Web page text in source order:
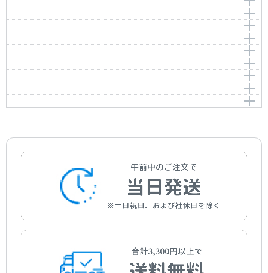
作曲者：バッハ，ヨハン・ゼバスティアン
Bach，Johann Sebastian
Neun Kleine Praludien 5.Preludium F-dur BWV.928
作曲者：バッハ，ヨハン・ゼバスティアン
Bach，Johann Sebastian
BWV.929
Neun Kleine Praludien 6.Menuett-Trio g-moll BWV.929
作曲者：バッハ，ヨハン・ゼバスティアン
Bach，Johann Sebastian
9つの小プレリュード「7.小プレリュード ト短調」
BWV.930
Neun Kleine Praludien 7.Preludium g-moll BWV.930
作曲者：バッハ，ヨハン・ゼバスティアン
Bach，Johann Sebastian
プレリュード イ短調 BWV.942
Preludium a-moll BWV.942
作曲者：バッハ，ヨハン・ゼバスティアン
Bach，Johann Sebastian
初歩者のための6つの小さな前奏曲「前奏曲 ハ長調」
BWV.933
Sechs kleine Praludien fur Anfanger Preludium C-dur
BWV.933
作曲者：バッハ，ヨハン・ゼバスティアン
Bach，Johann Sebastian
フゲッタ ハ短調 BWV.961
Fughetta c-moll BWV.961
作曲者：バッハ，ヨハン・ゼバスティアン
Bach，Johann Sebastian
フーガ ハ長調 BWV.952
Fuge C-dur BWV.952
作曲者：バッハ，ヨハン・ゼバスティアン
Bach，Johann Sebastian
小フーガ三声 ハ長調 BWV.953
Fuge a 3 voci C-dur BWV.953
作曲者：バッハ，ヨハン・ゼバスティアン
Bach，Johann Sebastian
プレリュードとフゲッタ ニ短調 BWV.899
Preludium und Fughetta d-moll BWV.899
作曲者：バッハ，ヨハン・ゼバスティアン
プレリュードとフゲッタ ホ短調 BWV.900
Preludium und Fughetta e-moll BWV.900
プレリュードとフーガ イ短調 BWV.895
作曲者：バッハ，ヨハン・ゼバスティアン